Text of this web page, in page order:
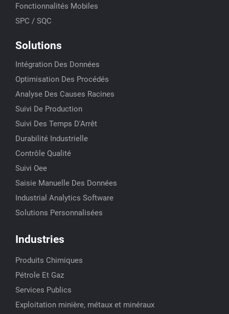
Fonctionnalités Mobiles
SPC / SQC
Solutions
Intégration Des Données
Optimisation Des Procédés
Analyse Des Causes Racines
Suivi De Production
Suivi Des Temps D'Arrêt
Durabilité Industrielle
Contrôle Qualité
Suivi Oee
Saisie Manuelle Des Données
Industrial Analytics Software
Solutions Personnalisées
Industries
Produits Chimiques
Pétrole Et Gaz
Services Publics
Exploitation minière, métaux et minéraux